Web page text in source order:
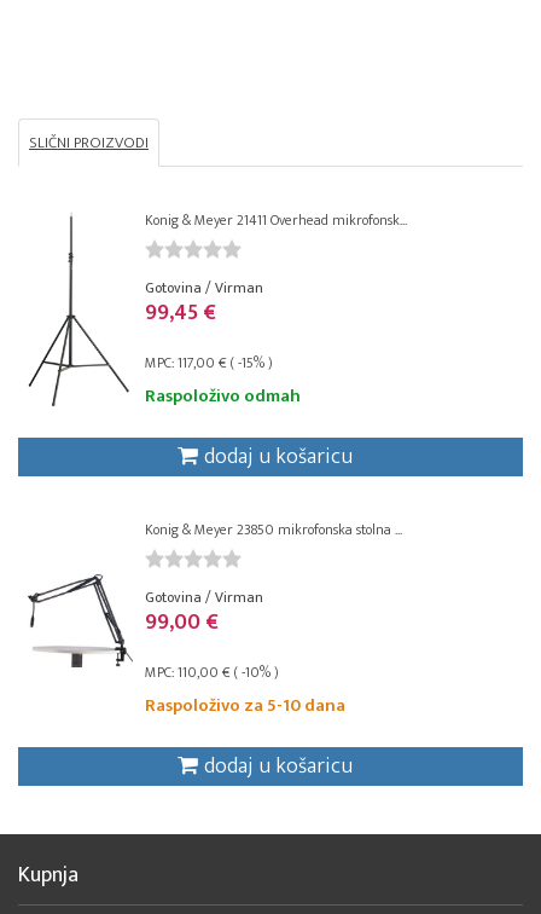
SLIČNI PROIZVODI
Konig & Meyer 21411 Overhead mikrofonsk...
Gotovina / Virman
99,45 €
MPC: 117,00 € ( -15% )
Raspoloživo odmah
dodaj u košaricu
Konig & Meyer 23850 mikrofonska stolna ...
Gotovina / Virman
99,00 €
MPC: 110,00 € ( -10% )
Raspoloživo za 5-10 dana
dodaj u košaricu
Kupnja